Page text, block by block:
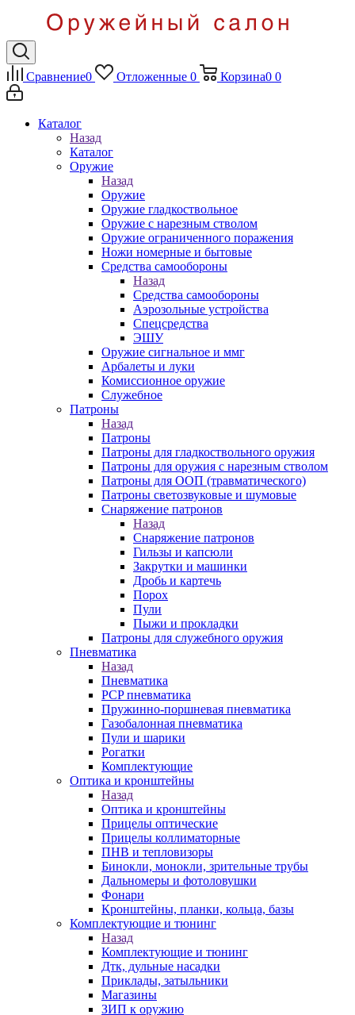
Сравнение0 Отложенные 0 Корзина0 0
Каталог
Назад
Каталог
Оружие
Назад
Оружие
Оружие гладкоствольное
Оружие с нарезным стволом
Оружие ограниченного поражения
Ножи номерные и бытовые
Средства самообороны
Назад
Средства самообороны
Аэрозольные устройства
Спецсредства
ЭШУ
Оружие сигнальное и ммг
Арбалеты и луки
Комиссионное оружие
Служебное
Патроны
Назад
Патроны
Патроны для гладкоствольного оружия
Патроны для оружия с нарезным стволом
Патроны для ООП (травматического)
Патроны светозвуковые и шумовые
Снаряжение патронов
Назад
Снаряжение патронов
Гильзы и капсюли
Закрутки и машинки
Дробь и картечь
Порох
Пули
Пыжи и прокладки
Патроны для служебного оружия
Пневматика
Назад
Пневматика
PCP пневматика
Пружинно-поршневая пневматика
Газобалонная пневматика
Пули и шарики
Рогатки
Комплектующие
Оптика и кронштейны
Назад
Оптика и кронштейны
Прицелы оптические
Прицелы коллиматорные
ПНВ и тепловизоры
Бинокли, монокли, зрительные трубы
Дальномеры и фотоловушки
Фонари
Кронштейны, планки, кольца, базы
Комплектующие и тюнинг
Назад
Комплектующие и тюнинг
Дтк, дульные насадки
Приклады, затыльники
Магазины
ЗИП к оружию